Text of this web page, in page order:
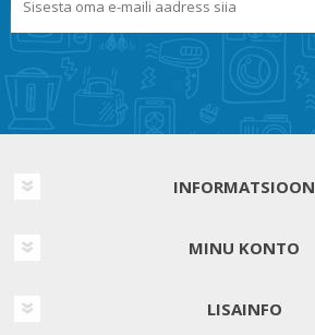
INFORMATSIOON
MINU KONTO
LISAINFO